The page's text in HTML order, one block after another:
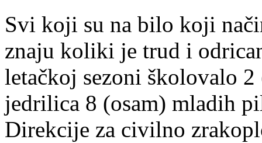
Svi koji su na bilo koji
znaju koliki je trud i
letačkoj sezoni školovalo
jedrilica 8 (osam) mladih
Direkcije za civilno